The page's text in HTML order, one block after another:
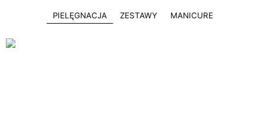
PIELĘGNACJA ZESTAWY MANICURE